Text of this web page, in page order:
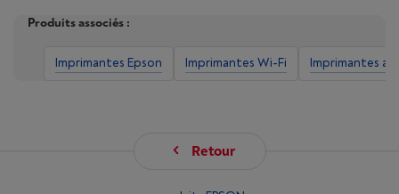
Produits associés :
Imprimantes Epson Imprimantes Wi-Fi Imprimantes a
Retour